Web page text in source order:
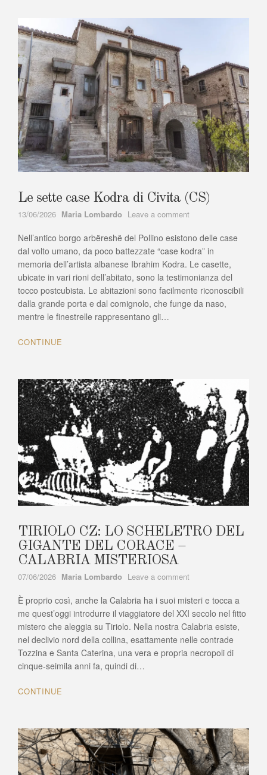
Le sette case Kodra di Civita (CS)
13/06/2026 Author
Maria Lombardo Leave a comment
sette
case
Kodra
di
Civita
(CS)
Nell’antico borgo arbëreshë del Pollino esistono delle case
dal volto umano, da poco battezzate “case kodra” in
memoria dell’artista albanese Ibrahim Kodra. Le casette,
ubicate in vari rioni dell’abitato, sono la testimonianza del
tocco postcubista. Le abitazioni sono facilmente riconoscibili
dalla grande porta e dal comignolo, che funge da naso,
mentre le finestrelle rappresentano gli…
CONTINUE
TIRIOLO CZ: LO SCHELETRO DEL
GIGANTE DEL CORACE –
CALABRIA MISTERIOSA
07/06/2026 Author
Maria Lombardo Leave a comment
CZ:
LO
SCHELETRO
DEL
GIGANTE
DEL
È proprio così, anche la Calabria ha i suoi misteri e tocca a
me quest’oggi introdurre il viaggiatore del XXI secolo nel fitto
mistero che aleggia su Tiriolo. Nella nostra Calabria esiste,
nel declivio nord della collina, esattamente nelle contrade
Tozzina e Santa Caterina, una vera e propria necropoli di
cinque-seimila anni fa, quindi di…
CONTINUE